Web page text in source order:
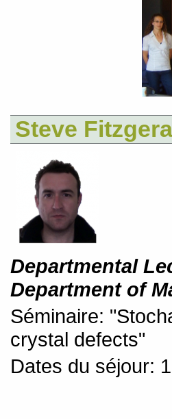
Steve
Departmental
Department of
Séminaire:
crystal defects"
Dates du séjour: